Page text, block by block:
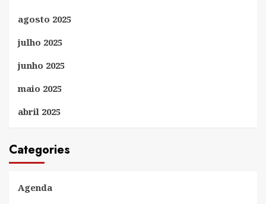
agosto 2025
julho 2025
junho 2025
maio 2025
abril 2025
Categories
Agenda